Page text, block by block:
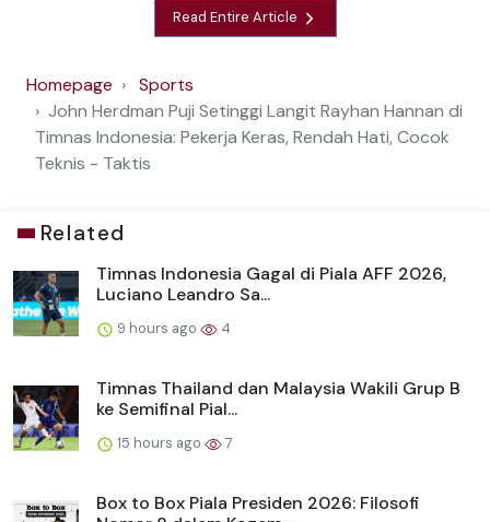
Read Entire Article
Homepage
Sports
John Herdman Puji Setinggi Langit Rayhan Hannan di
Timnas Indonesia: Pekerja Keras, Rendah Hati, Cocok
Teknis - Taktis
Related
Timnas Indonesia Gagal di Piala AFF 2026,
Luciano Leandro Sa...
9 hours ago 4
Timnas Thailand dan Malaysia Wakili Grup B
ke Semifinal Pial...
15 hours ago 7
Box to Box Piala Presiden 2026: Filosofi